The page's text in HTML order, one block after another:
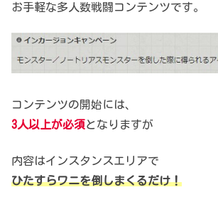
お手軽な多人数戦闘コンテンツです。
コンテンツの開始には、
3人以上が必須となりますが
内容はインスタンスエリアで
ひたすらワニを倒しまくるだけ！